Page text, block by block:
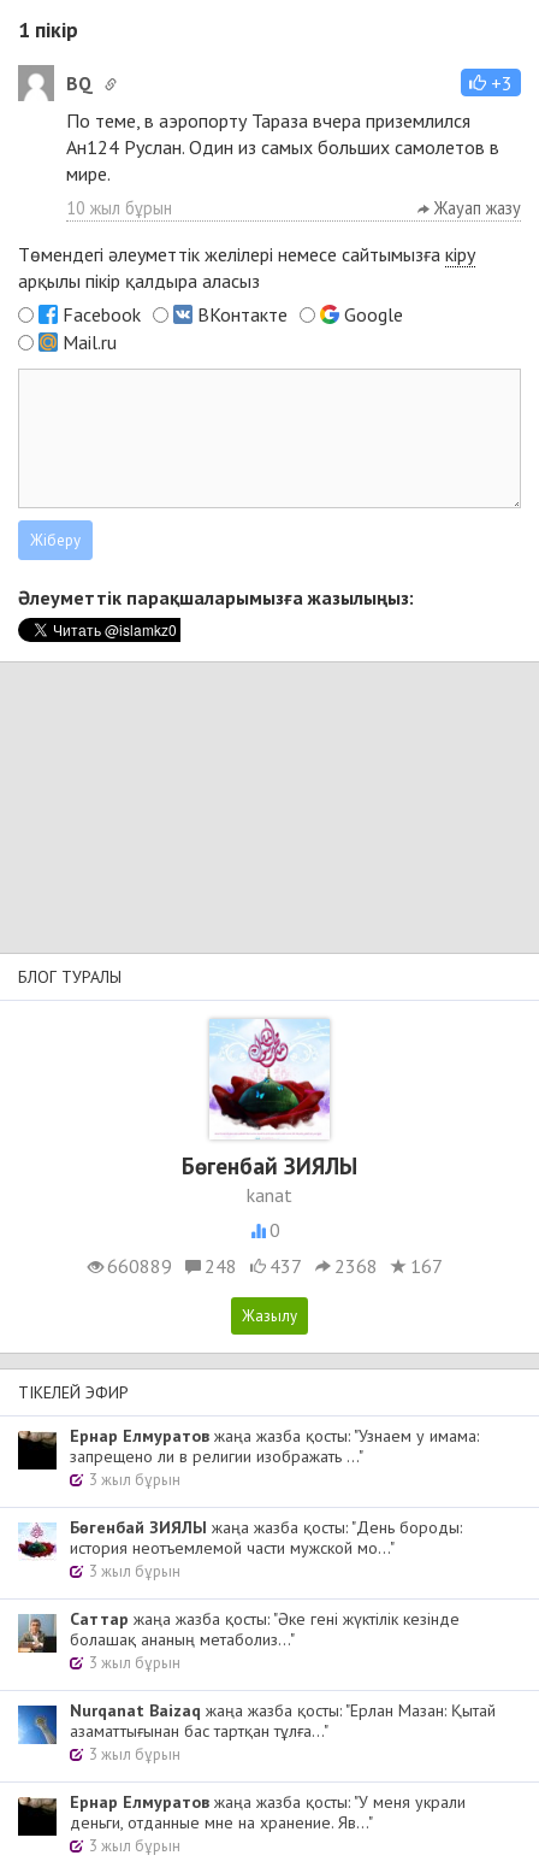
1 пікір
BQ
+3
По теме, в аэропорту Тараза вчера приземлился
Ан124 Руслан. Один из самых больших самолетов в
мире.
10 жыл бұрын Жауап жазу
Төмендегі әлеуметтік желілері немесе сайтымызға кіру
арқылы пікір қалдыра аласыз
Facebook
ВКонтакте
Google
Mail.ru
Әлеуметтік парақшаларымызға жазылыңыз:
БЛОГ ТУРАЛЫ
Бөгенбай ЗИЯЛЫ
kanat
0
660889
248 437 2368 167
ТІКЕЛЕЙ ЭФИР
Ернар Елмуратов жаңа жазба қосты: "Узнаем у имама:
запрещено ли в религии изображать ..."
3 жыл бұрын
Бөгенбай ЗИЯЛЫ жаңа жазба қосты: "День бороды:
история неотъемлемой части мужской мо..."
3 жыл бұрын
Cаттар жаңа жазба қосты: "Әке гені жүктілік кезінде
болашақ ананың метаболиз..."
3 жыл бұрын
Nurqanat Baizaq жаңа жазба қосты: "Ерлан Мазан: Қытай
азаматтығынан бас тартқан тұлға..."
3 жыл бұрын
Ернар Елмуратов жаңа жазба қосты: "У меня украли
деньги, отданные мне на хранение. Яв..."
3 жыл бұрын